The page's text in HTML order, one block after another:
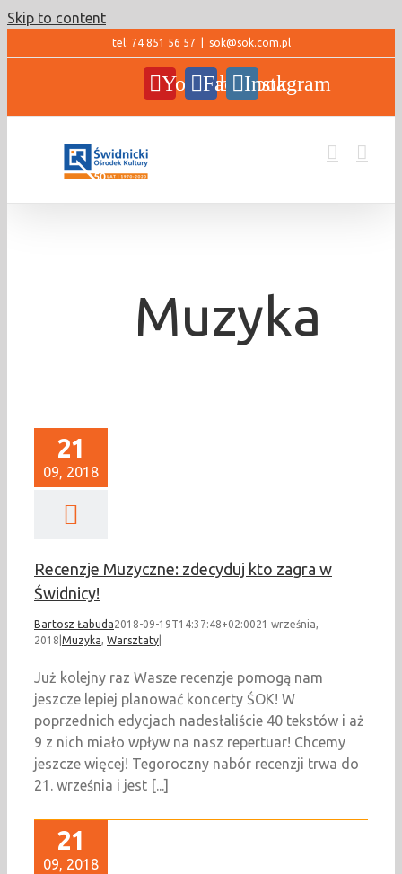
Skip to content
tel: 74 851 56 57 sok@sok.com.pl
YouTubeFacebookInstagram
Muzyka
21
09, 2018
Recenzje Muzyczne: zdecyduj kto zagra w
Świdnicy!
Bartosz Łabuda2018-09-19T14:37:48+02:0021 września,
2018 Muzyka, Warsztaty
Już kolejny raz Wasze recenzje pomogą nam
jeszcze lepiej planować koncerty ŚOK! W
poprzednich edycjach nadesłaliście 40 tekstów i aż
9 z nich miało wpływ na nasz repertuar! Chcemy
jeszcze więcej! Tegoroczny nabór recenzji trwa do
21. września i jest [...]
21
09, 2018